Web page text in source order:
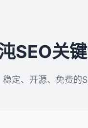
SEO关
定、开源、免费的